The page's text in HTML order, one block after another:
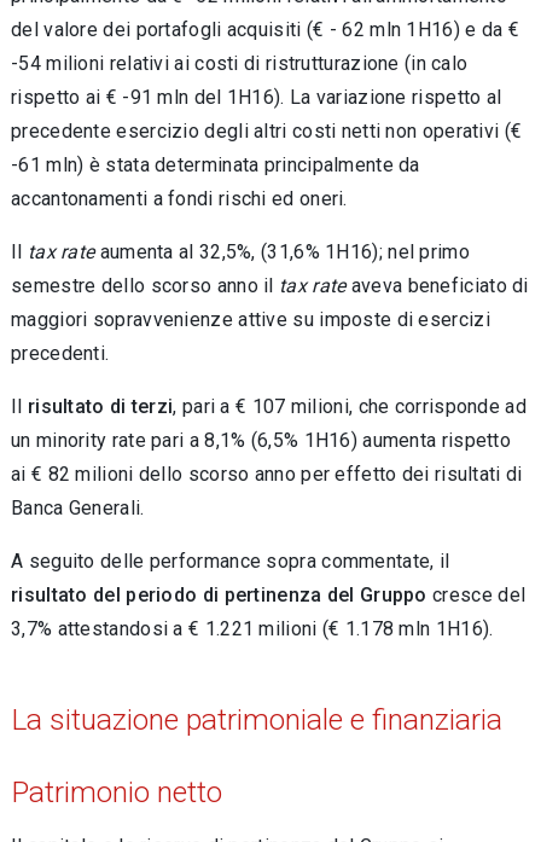
del valore dei portafogli acquisiti (€ - 62 mln 1H16) e da €
-54 milioni relativi ai costi di ristrutturazione (in calo
rispetto ai € -91 mln del 1H16). La variazione rispetto al
precedente esercizio degli altri costi netti non operativi (€
-61 mln) è stata determinata principalmente da
accantonamenti a fondi rischi ed oneri.
Il tax rateaumenta al 32,5%, (31,6% 1H16); nel primo
semestre dello scorso anno il tax rateaveva beneficiato di
maggiori sopravvenienze attive su imposte di esercizi
precedenti.
Il risultato di terzi, pari a € 107 milioni, che corrisponde ad
un minority rate pari a 8,1% (6,5% 1H16) aumenta rispetto
ai € 82 milioni dello scorso anno per effetto dei risultati di
Banca Generali.
A seguito delle performance sopra commentate, il
risultato del periodo di pertinenza del Gruppo cresce del
3,7% attestandosi a € 1.221 milioni (€ 1.178 mln 1H16).
La situazione patrimoniale e finanziaria
Patrimonio netto